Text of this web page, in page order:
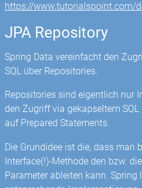
https://www.tutorialspoint.com/
JPA Repository
Spring Data vereinfacht den
SQL über Repositories.
Repositories sind eigentlich nur
den Zugriff via gekapseltem
auf Prepared Statements.
Die Grundidee ist die, dass man
Interface(!)-Methode den bzw.
Parameter ableiten kann. Spring